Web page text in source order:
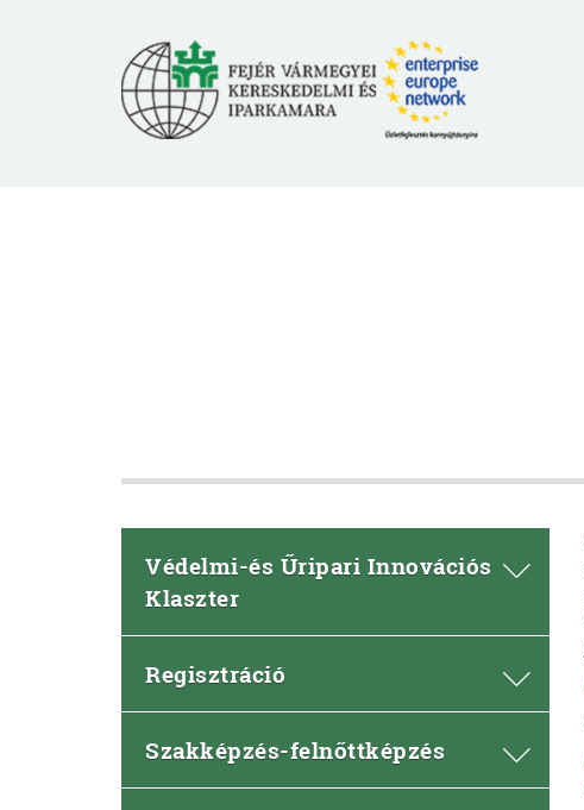
Védelmi-és Űripari Innovációs
Klaszter
Regisztráció
Szakképzés-felnőttképzés